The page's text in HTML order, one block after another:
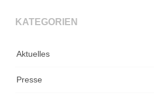
KATEGORIEN
Aktuelles
Presse